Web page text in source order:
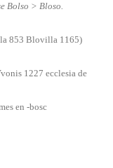
Bolso > Bloso.
853 Blovilla 1165)
1227 ecclesia de
en -bosc